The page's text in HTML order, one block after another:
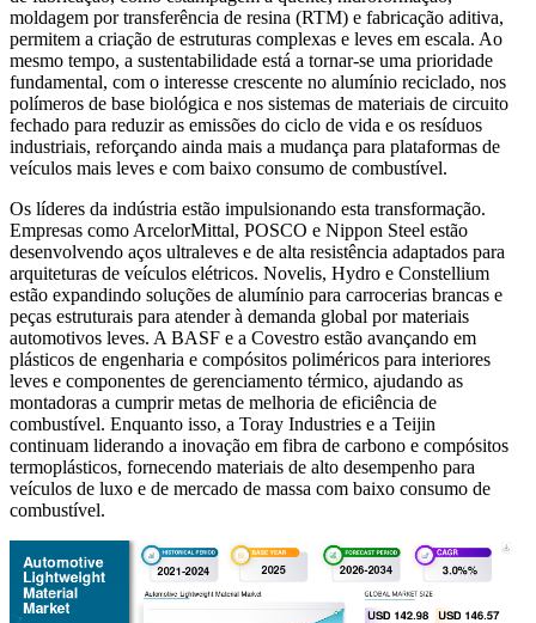
moldagem por transferência de resina (RTM) e fabricação aditiva,
permitem a criação de estruturas complexas e leves em escala. Ao
mesmo tempo, a sustentabilidade está a tornar-se uma prioridade
fundamental, com o interesse crescente no alumínio reciclado, nos
polímeros de base biológica e nos sistemas de materiais de circuito
fechado para reduzir as emissões do ciclo de vida e os resíduos
industriais, reforçando ainda mais a mudança para plataformas de
veículos mais leves e com baixo consumo de combustível.
Os líderes da indústria estão impulsionando esta transformação.
Empresas como ArcelorMittal, POSCO e Nippon Steel estão
desenvolvendo aços ultraleves e de alta resistência adaptados para
arquiteturas de veículos elétricos. Novelis, Hydro e Constellium
estão expandindo soluções de alumínio para carrocerias brancas e
peças estruturais para atender à demanda global por materiais
automotivos leves. A BASF e a Covestro estão avançando em
plásticos de engenharia e compósitos poliméricos para interiores
leves e componentes de gerenciamento térmico, ajudando as
montadoras a cumprir metas de melhoria de eficiência de
combustível. Enquanto isso, a Toray Industries e a Teijin
continuam liderando a inovação em fibra de carbono e compósitos
termoplásticos, fornecendo materiais de alto desempenho para
veículos de luxo e de mercado de massa com baixo consumo de
combustível.